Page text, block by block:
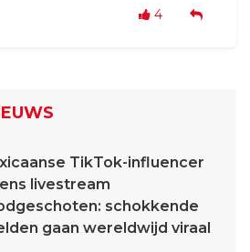
4
TikTok-influencer
livestream
schokkende
gaan wereldwijd viraal